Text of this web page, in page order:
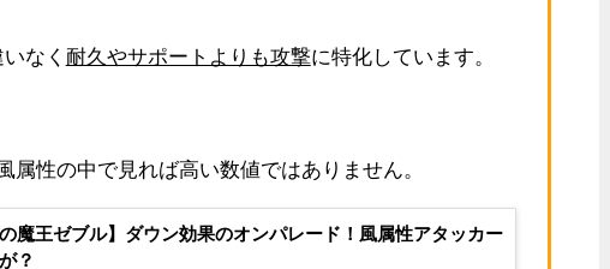
なく 耐久やサポートよりも攻撃に特化しています。
属性の中で見れば高い数値ではありません。
魔王ゼブル】ダウン効果のオンパレード！風属性アタッカー
？